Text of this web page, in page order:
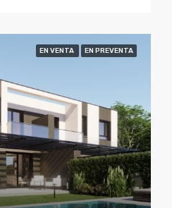
EN VENTA EN PREVENTA